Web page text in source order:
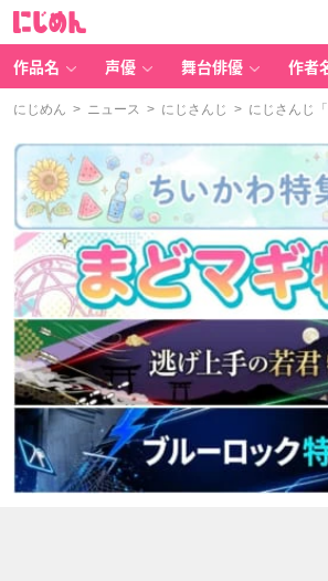
作品名 声優 舞台俳優 作者
にじめん > ニュース > にじさんじ > にじさんじ